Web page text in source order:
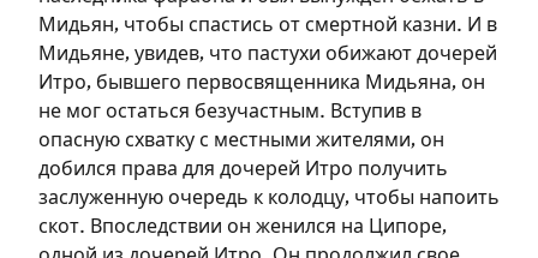
Мидьян, чтобы спастись от смертной казни. И в
Мидьяне, увидев, что пастухи обижают дочерей
Итро, бывшего первосвященника Мидьяна, он
не мог остаться безучастным. Вступив в
опасную схватку с местными жителями, он
добился права для дочерей Итро получить
заслуженную очередь к колодцу, чтобы напоить
скот. Впоследствии он женился на Ципоре,
на сайте
Чтобы делать пометки на сайте,
необходимо зарегистрироваться.
Подписаться Войти